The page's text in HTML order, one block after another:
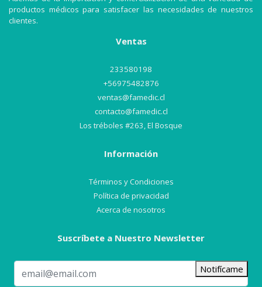
productos médicos para satisfacer las necesidades de nuestros
clientes.
Ventas
233580198
+56975482876
ventas@famedic.cl
contacto@famedic.cl
Los tréboles #263, El Bosque
Información
Términos y Condiciones
Política de privacidad
Acerca de nosotros
Suscríbete a Nuestro Newsletter
Notifícame